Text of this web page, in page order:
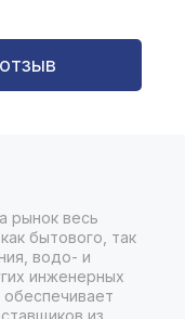
рынок весь
бытового, так
водо- и
инженерных
из